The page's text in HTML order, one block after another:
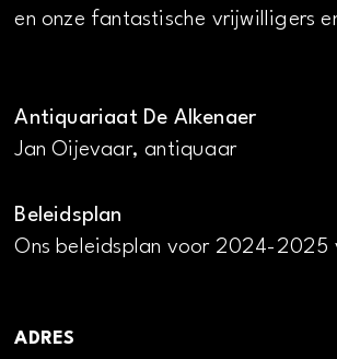
en onze fantastische vrijwilligers
Antiquariaat De Alkenaer
Jan Oijevaar, antiquaar
Beleidsplan
Ons beleidsplan voor 2024-
ADRES